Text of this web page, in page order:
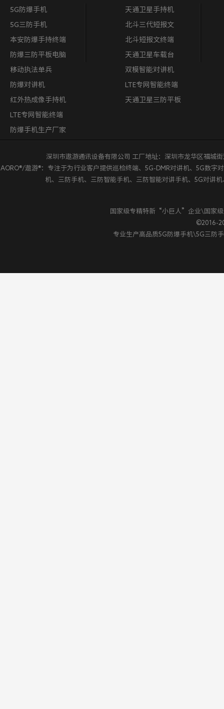
5G防爆手机
5G三防手机
本安防爆手持终端
防爆三防平板电脑
移动执法单兵
防爆对讲机
红外热成像手持机
LTE专网智能终端
防爆手机生产厂家
天通卫星手持机
北斗三代短报文
北斗短报文终端
天通卫星车载台
双模智能对讲机
LTE专网智能终端
天通卫星三防平板
深圳市遨游通讯设备有限公司 工厂地址：深圳市龙华区福城
AORO®/遨游®：专注于为行业客户提供巡检终端、5G-DMR对讲机、5G数
机、三防手机、三防智能手机、三防智能对讲手机、5G对讲
国家级专精特新“小巨人”企业\国家
©2016-
专业生产高品质5G防爆手机\5G三防